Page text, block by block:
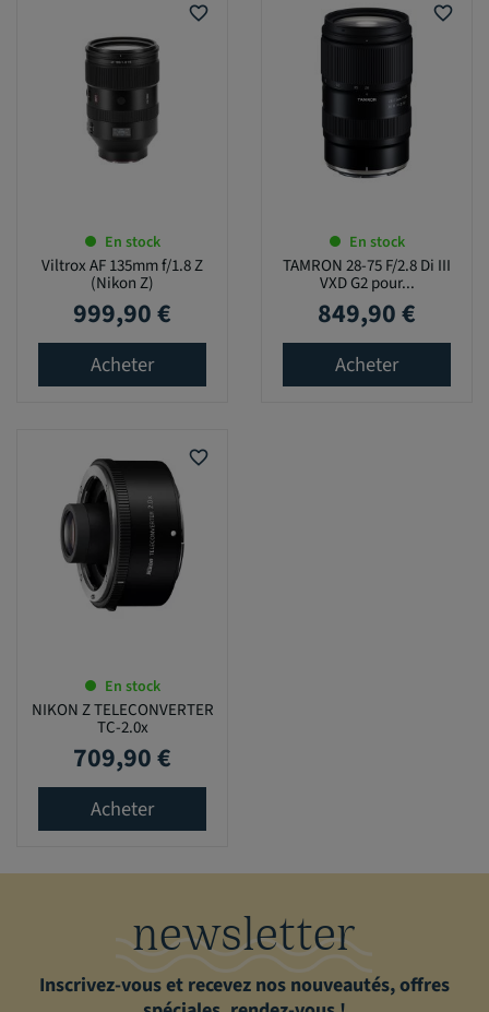
favorite_border
En stock
Viltrox AF 135mm f/1.8 Z
(Nikon Z)
Prix
999,90 €
Acheter
favorite_border
En stock
TAMRON 28-75 F/2.8 Di III
VXD G2 pour...
Prix
849,90 €
Acheter
favorite_border
En stock
NIKON Z TELECONVERTER
TC-2.0x
Prix
709,90 €
Acheter
newsletter
Inscrivez-vous et recevez nos nouveautés, offres